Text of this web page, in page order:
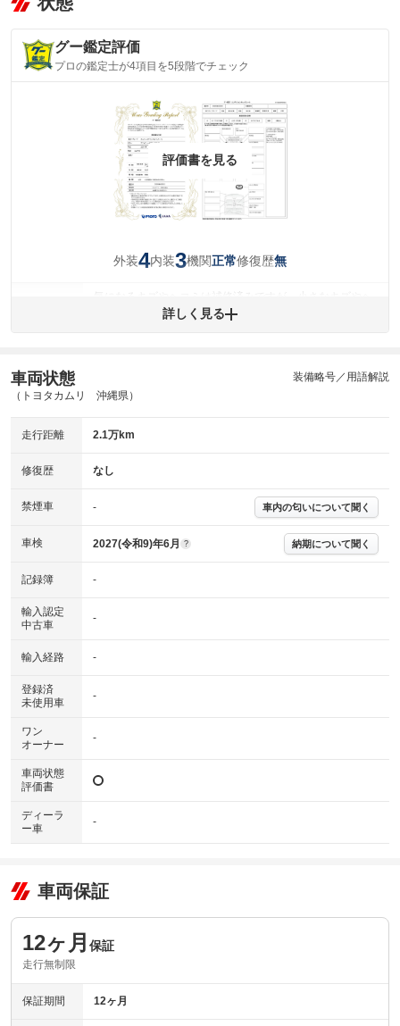
グー鑑定評価
プロの鑑定士が4項目を5段階でチェック
評価書を見る
外装4内装3機関正常修復歴無
コミが残っています。
(内装状態)
機関 主要機関に不具合はありません。
修復歴 詳細は鑑定書をご確認ください。
※グー鑑定は保証サービスではございません。購入時は必ず現車をご確認
※実際にお渡しするコンディションチェックシートにつきましては、形式
※グー鑑定の評価はあくまでも記載している鑑定日の鑑定結果となりま
す。車両情報等の詳細は各販売店へお問い合わせ下さい。
詳しく見る
車両状態
（トヨタカムリ 沖縄県）
装備略号／用語解説
走行距離 2.1万km
修復歴 なし
禁煙車 - 車内の匂いについて聞く
車検 2027(令和9)年6月 ? 納期について聞く
記録簿 -
輸入認定
中古車
-
輸入経路 -
登録済
未使用車
-
ワン
オーナー
-
車両状態
評価書
ディーラ
ー車
-
車両保証
12ヶ月 保証
走行無制限
保証期間 12ヶ月